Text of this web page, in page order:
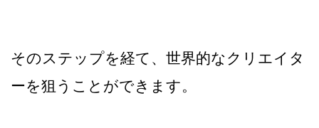
そのステップを経て、世界的なクリエイタ
ーを狙うことができます。